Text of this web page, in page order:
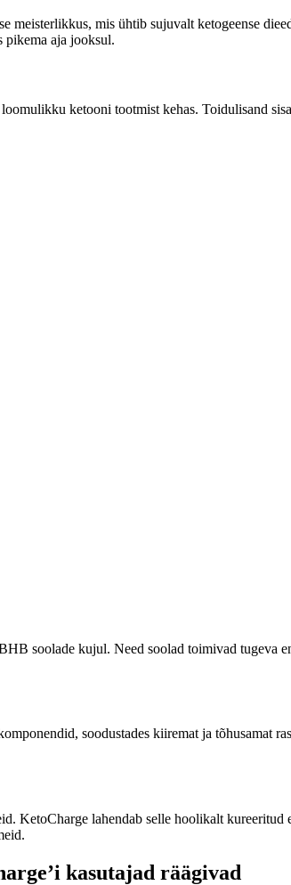
meisterlikkus, mis ühtib sujuvalt ketogeense
pikema aja jooksul.
ketooni tootmist kehas. Toidulisand
soolade kujul. Need soolad toimivad tugeva
soodustades kiiremat ja tõhusamat
KetoCharge lahendab selle hoolikalt
kasutajad räägivad